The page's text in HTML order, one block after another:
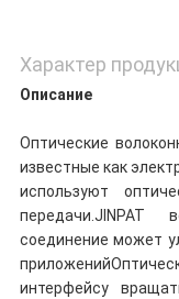
Характер
Описание
Оптические
известные как
используют
передачи.JINPAT
соединение может
интерфейсу